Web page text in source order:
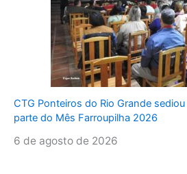
CTG Ponteiros do Rio Grande
parte do Mês Farroupilha 2026
6 de agosto de 2026